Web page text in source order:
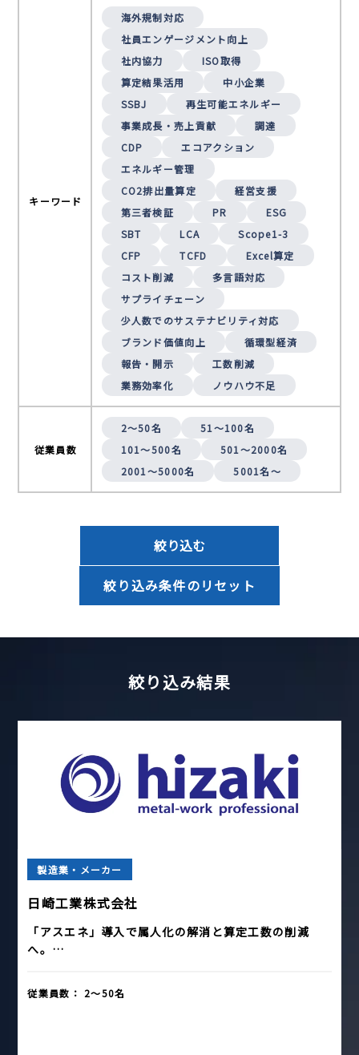
キーワード
海外規制対応
社員エンゲージメント向上
社内協力
ISO取得
算定結果活用
中小企業
SSBJ
再生可能エネルギー
事業成長・売上貢献
調達
CDP
エコアクション
エネルギー管理
CO2排出量算定
経営支援
第三者検証
PR
ESG
SBT
LCA
Scope1-3
CFP
TCFD
Excel算定
コスト削減
多言語対応
サプライチェーン
少人数でのサステナビリティ対応
ブランド価値向上
循環型経済
報告・開示
工数削減
業務効率化
ノウハウ不足
従業員数
2〜50名
51〜100名
101〜500名
501〜2000名
2001〜5000名
5001名〜
絞り込む
絞り込み条件のリセット
絞り込み結果
製造業・メーカー
日崎工業株式会社
「アスエネ」導入で属人化の解消と算定工数の削減
へ。…
従業員数： 2〜50名